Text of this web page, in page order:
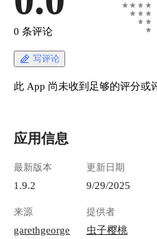
https://appstore.lazycat.cloud/#/
ycat.appbackrest ## Backrest 是什么？ 简单说，
它基于 [restic](https://github.com/
个超级牛的命令行备份软件），但
记任何命令，点点鼠标就能搞定一切。 **
盘、网盘、云存储等） - 🔄 增量
超方便 ## 实战：设置你的第一个备份 应用启动
后，先设置一个实例 ID ![image.png](https://lzc-
chengdu.myqcloud.com/guidelines/
04ec-4c6d-abd0-f75078efe94c.png
0 条评论
写评论
此 App 尚未收到足够的评分或
应用信息
最新版本
1.9.2
更新日期
9/29/2025
来源
garethgeorge
提供者
虫子樱桃